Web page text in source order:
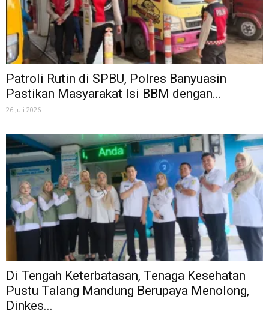
Patroli Rutin di SPBU, Polres Banyuasin
Pastikan Masyarakat Isi BBM dengan...
26 Juli 2026
Di Tengah Keterbatasan, Tenaga Kesehatan
Pustu Talang Mandung Berupaya Menolong,
Dinkes...